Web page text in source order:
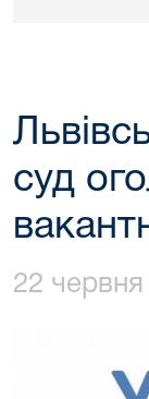
суд
22